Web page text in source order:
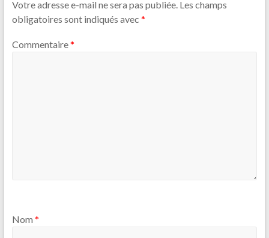
Votre adresse e-mail ne sera pas publiée. Les champs
obligatoires sont indiqués avec *
Commentaire*
Nom *